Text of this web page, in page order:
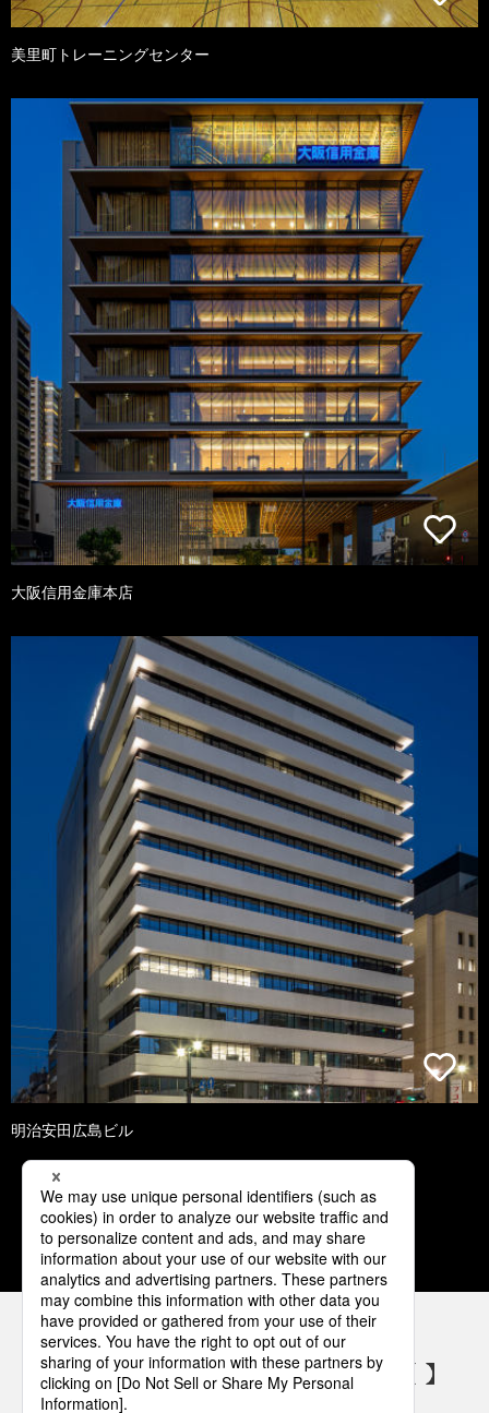
美里町トレーニングセンター
大阪信用金庫本店
明治安田広島ビル
1 2 3 4 5
パナソニックの電気設備 SNSアカウント